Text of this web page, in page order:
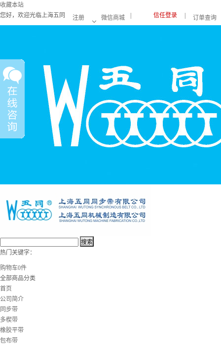
收藏本站
您好，欢迎光临上海五同
注册 微信商城 信任登录 订单查询
热门关键字：
购物车0件
全部商品分类
首页
公司简介
同步带
多楔带
橡胶平带
包布带